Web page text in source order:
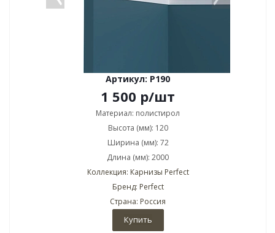
Артикул: P190
1 500 р/шт
Материал: полистирол
Высота (мм): 120
Ширина (мм): 72
Длина (мм): 2000
Коллекция: Карнизы Perfect
Бренд: Perfect
Страна: Россия
Купить